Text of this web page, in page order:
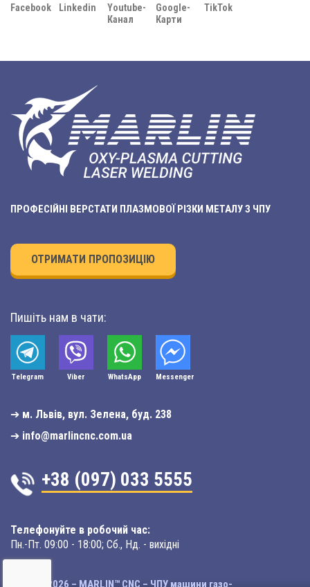
Facebook Linkedin
Youtube-
Канал
Google-
Карти
TikTok
ПРОФЕСІЙНІ ВЕРСТАТИ ПЛАЗМОВОЇ РІЗКИ МЕТАЛУ З ЧПУ
ОТРИМАТИ ПРОПОЗИЦІЮ
Пишіть нам в чати:
Telegram Viber WhatsApp Мessenger
➔ м. Львів, вул. Зелена, буд. 238
➔ info@marlincnc.com.ua
+38 (097) 033 5555
Телефонуйте в робочий час:
Пн.-Пт. 09:00 - 18:00; Сб., Нд. - вихідні
© 2003-2026 – MARLIN™ CNC – ЧПУ машини газо-